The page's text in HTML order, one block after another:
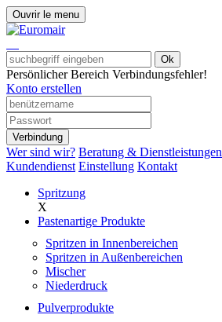
Ouvrir le menu
Ok
Persönlicher Bereich Verbindungsfehler!
Konto erstellen
Verbindung
Wer sind wir? Beratung & Dienstleistungen
Kundendienst Einstellung Kontakt
Spritzung
X
Pastenartige Produkte
Spritzen in Innenbereichen
Spritzen in Außenbereichen
Mischer
Niederdruck
Pulverprodukte